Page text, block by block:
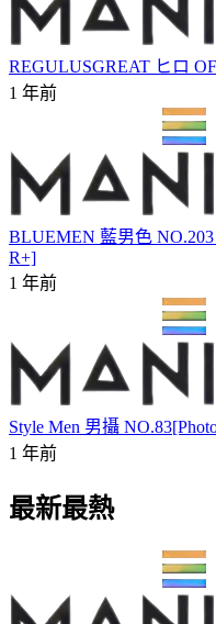
REGULUSGREAT ヒロ
1 年前
BLUEMEN 藍男色
R+]
1 年前
Style Men 男攝
1 年前
最新最熱